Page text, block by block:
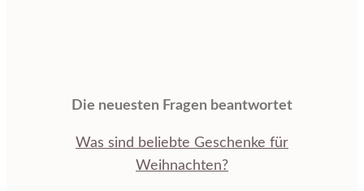
Die neuesten Fragen beantwortet
Was sind beliebte Geschenke für
Weihnachten?